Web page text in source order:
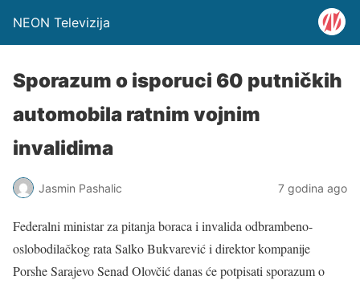
NEON Televizija
Sporazum o isporuci 60 putničkih
automobila ratnim vojnim
invalidima
Jasmin Pashalic 7 godina ago
Federalni ministar za pitanja boraca i invalida odbrambeno-
oslobodilačkog rata Salko Bukvarević i direktor kompanije
Porshe Sarajevo Senad Olovčić danas će potpisati sporazum o